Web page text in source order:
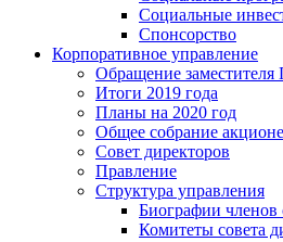
Социальные
Спонсорство
Корпоративное управление
Обращение заместителя
Итоги 2019 года
Планы на 2020 год
Общее собрание
Совет директоров
Правление
Структура управления
Биографии членов
Комитеты совета